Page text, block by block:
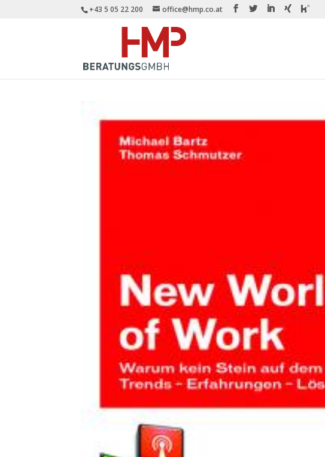
+43 5 05 22 200 office@hmp.co.at